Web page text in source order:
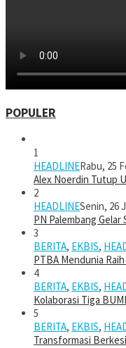
POPULER
1
HEADLINERabu, 25
Alex Noerdin Tutup
2
HEADLINESenin, 26
PN Palembang
3
BERITA, EKBIS,
PTBA Mendunia
4
BERITA, EKBIS,
Kolaborasi Tiga
5
BERITA, EKBIS,
Transformasi